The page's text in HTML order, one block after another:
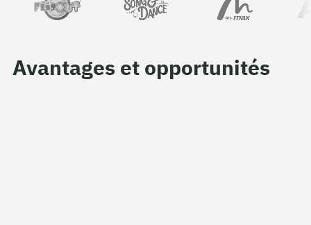
Avantages et opportunités